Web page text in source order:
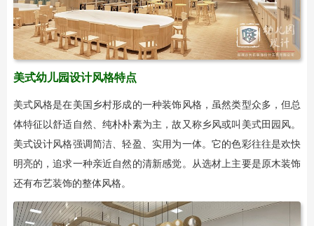
美式幼儿园设计风格特点
美式风格是在美国乡村形成的一种装饰风格，虽然类型众多，但总
体特征以舒适自然、纯朴朴素为主，故又称乡风或叫美式田园风。
美式设计风格强调简洁、轻盈、实用为一体。它的色彩往往是欢快
明亮的，追求一种亲近自然的清新感觉。从选材上主要是原木装饰
还有布艺装饰的整体风格。